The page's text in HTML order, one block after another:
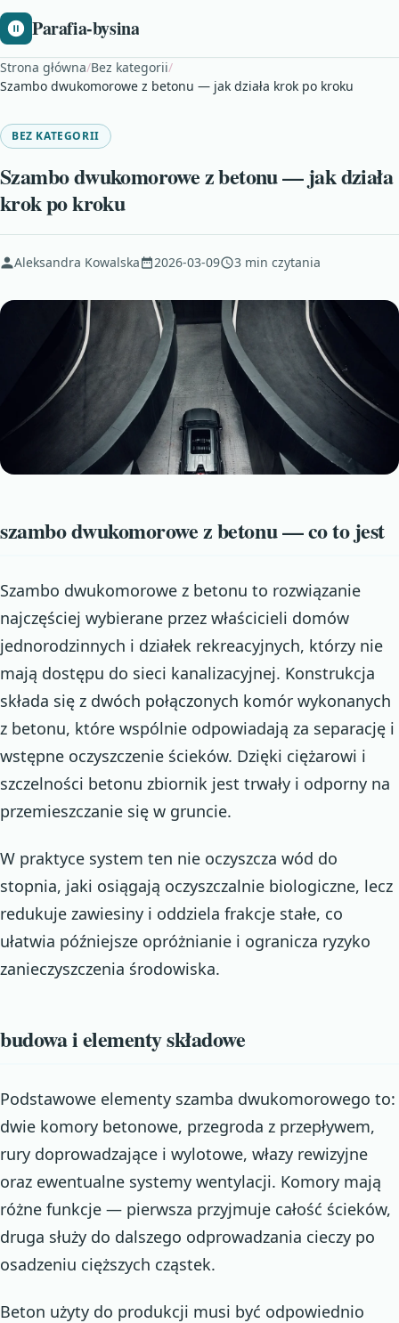
Parafia-bysina
Strona główna/Bez kategorii/
Szambo dwukomorowe z betonu — jak działa krok po kroku
BEZ KATEGORII
Szambo dwukomorowe z betonu — jak działa
krok po kroku
Aleksandra Kowalska 2026-03-09 3 min czytania
szambo dwukomorowe z betonu — co to jest
Szambo dwukomorowe z betonu to rozwiązanie
najczęściej wybierane przez właścicieli domów
jednorodzinnych i działek rekreacyjnych, którzy nie
mają dostępu do sieci kanalizacyjnej. Konstrukcja
składa się z dwóch połączonych komór wykonanych
z betonu, które wspólnie odpowiadają za separację i
wstępne oczyszczenie ścieków. Dzięki ciężarowi i
szczelności betonu zbiornik jest trwały i odporny na
przemieszczanie się w gruncie.
W praktyce system ten nie oczyszcza wód do
stopnia, jaki osiągają oczyszczalnie biologiczne, lecz
redukuje zawiesiny i oddziela frakcje stałe, co
ułatwia późniejsze opróżnianie i ogranicza ryzyko
zanieczyszczenia środowiska.
budowa i elementy składowe
Podstawowe elementy szamba dwukomorowego to:
dwie komory betonowe, przegroda z przepływem,
rury doprowadzające i wylotowe, włazy rewizyjne
oraz ewentualne systemy wentylacji. Komory mają
różne funkcje — pierwsza przyjmuje całość ścieków,
druga służy do dalszego odprowadzania cieczy po
osadzeniu cięższych cząstek.
Beton użyty do produkcji musi być odpowiednio